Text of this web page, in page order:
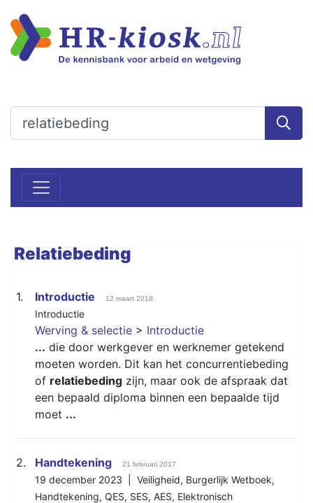
Relatiebeding
1. Introductie 12 maart 2018
Introductie
Werving & selectie > Introductie
... die door werkgever en werknemer getekend
moeten worden. Dit kan het concurrentiebeding
of relatiebeding zijn, maar ook de afspraak dat
een bepaald diploma binnen een bepaalde tijd
moet ...
2. Handtekening 21 februari 2017
19 december 2023 | Veiligheid, Burgerlijk Wetboek,
Handtekening, QES, SES, AES, Elektronisch